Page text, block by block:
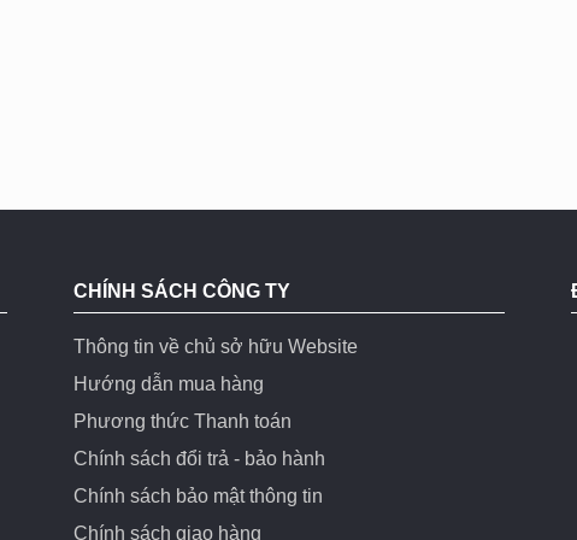
CHÍNH SÁCH CÔNG TY
Thông tin về chủ sở hữu Website
Hướng dẫn mua hàng
Phương thức Thanh toán
Chính sách đổi trả - bảo hành
Chính sách bảo mật thông tin
Chính sách giao hàng